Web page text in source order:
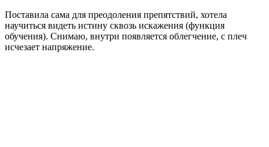
Поставила сама для преодоления препятствий, хотела
научиться видеть истину сквозь искажения (функция
обучения). Снимаю, внутри появляется облегчение, с плеч
исчезает напряжение.